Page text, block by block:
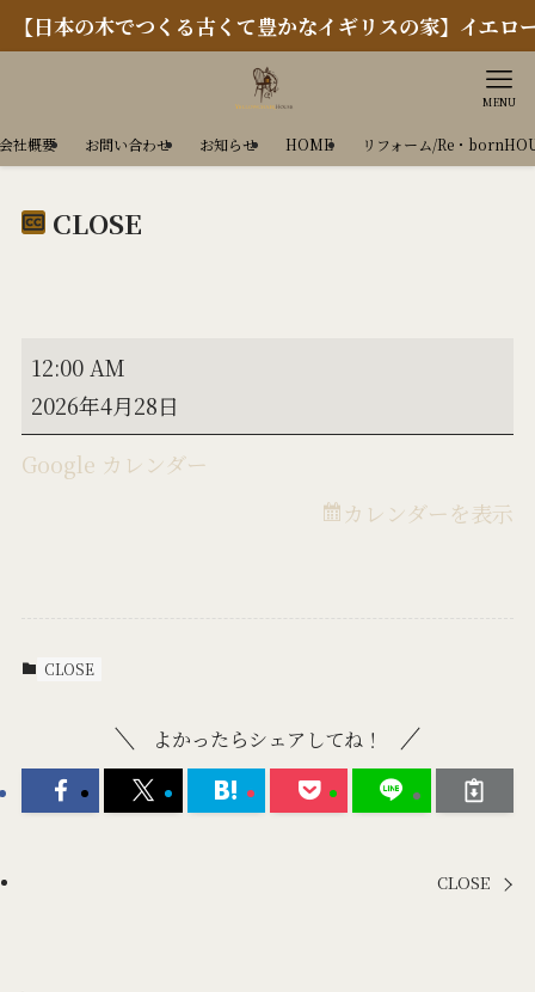
本の木でつくる古くて豊かなイギリスの家】イエローチ
MENU
会社概要 お問い合わせ お知らせ HOME リフォーム/Re・
CLOSE
CLOSE
12:00 AM
2026年4月28日
Google カレンダー
カレンダーを表示
CLOSE
よかったらシェアしてね！
CLOSE